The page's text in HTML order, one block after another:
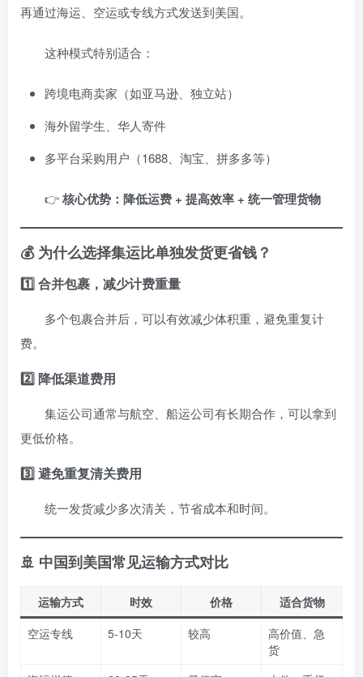
再通过海运、空运或专线方式发送到美国。
这种模式特别适合：
跨境电商卖家（如亚马逊、独立站）
海外留学生、华人寄件
多平台采购用户（1688、淘宝、拼多多等）
👉核心优势：降低运费 + 提高效率 + 统一管理货物
💰 为什么选择集运比单独发货更省钱？
1️⃣ 合并包裹，减少计费重量
多个包裹合并后，可以有效减少体积重，避免重复计
费。
2️⃣ 降低渠道费用
集运公司通常与航空、船运公司有长期合作，可以拿到
更低价格。
3️⃣ 避免重复清关费用
统一发货减少多次清关，节省成本和时间。
🚢 中国到美国常见运输方式对比
运输方式 时效 价格
适合货物
空运专线
5-10天 较高
高价值、急
货